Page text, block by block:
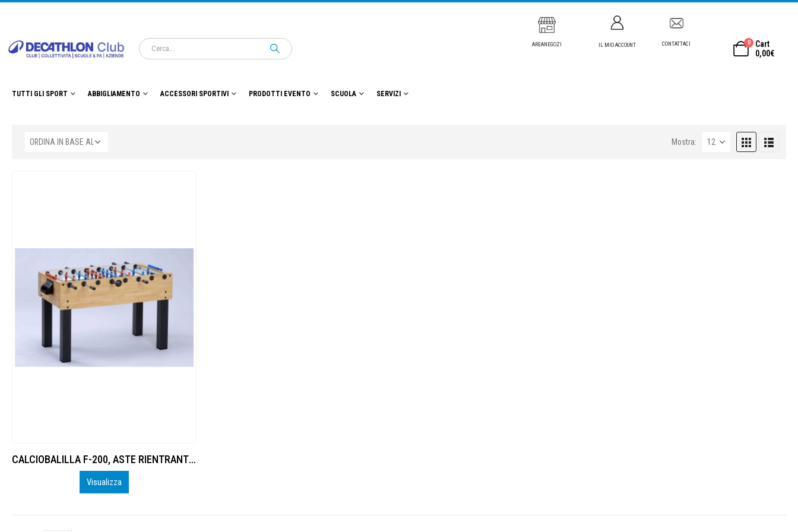
AREANEGOZI IL MIO ACCOUNT CONTATTACI 0
Cart
0,00€
TUTTI GLI SPORT ABBIGLIAMENTO ACCESSORI SPORTIVI PRODOTTI EVENTO SCUOLA SERVIZI
Mostra:
CALCIOBALILLA F-200, ASTE RIENTRANTI, NO GETTON.
Visualizza